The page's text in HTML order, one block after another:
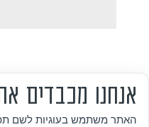
אנחנו מכבדים
האתר משתמש בעוגיות לשם